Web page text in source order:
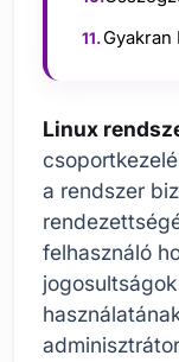
Gyakran
Linux
a rendszer
felhasználó